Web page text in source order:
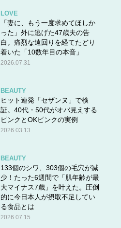
LOVE
「妻に、もう一度求めてほしか
った」外に逃げた47歳夫の告
白。痛烈な遠回りを経てたどり
着いた「10数年目の本音」
2026.07.31
BEAUTY
ヒット連発「セザンヌ」で検
証。40代・50代がオバ見えする
ピンクとOKピンクの実例
2026.03.13
BEAUTY
133個のシワ、303個の毛穴が減
少！たった6週間で「肌年齢が最
大マイナス7歳」を叶えた。圧倒
的に今日本人が摂取不足してい
る食品とは
2026.07.15